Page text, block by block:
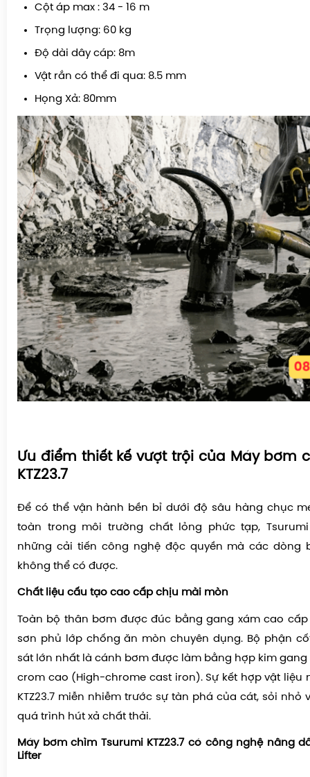
Cột áp max : 34 - 16 m
Trọng lượng: 60 kg
Độ dài dây cáp: 8m
Vật rắn có thể đi qua: 8.5 mm
Họng Xả: 80mm
Ưu điểm thiết kế vượt trội của Máy bơm
KTZ23.7
Để có thể vận hành bền bỉ dưới độ sâu hàng chục
toàn trong môi trường chất lỏng phức tạp, Tsurumi
những cải tiến công nghệ độc quyền mà các dòng
không thể có được.
Chất liệu cấu tạo cao cấp chịu mài mòn
Toàn bộ thân bơm được đúc bằng gang xám cao cấp
sơn phủ lớp chống ăn mòn chuyên dụng. Bộ phận
sát lớn nhất là cánh bơm được làm bằng hợp kim
crom cao (High-chrome cast iron). Sự kết hợp vật liệu
KTZ23.7 miễn nhiễm trước sự tàn phá của cát, sỏi nhỏ
quá trình hút xả chất thải.
Máy bơm chìm Tsurumi KTZ23.7 có công nghệ nâng
Lifter